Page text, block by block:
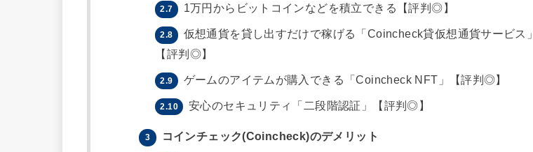
2.7 1万円からビットコインなどを積立できる【評判◎】
2.8
仮想通貨を貸し出すだけで稼げる「Coincheck貸仮想通貨サービス」
【評判◎】
2.9 ゲームのアイテムが購入できる「Coincheck NFT」【評判◎】
2.10 安心のセキュリティ「二段階認証」【評判◎】
3 コインチェック(Coincheck)のデメリット